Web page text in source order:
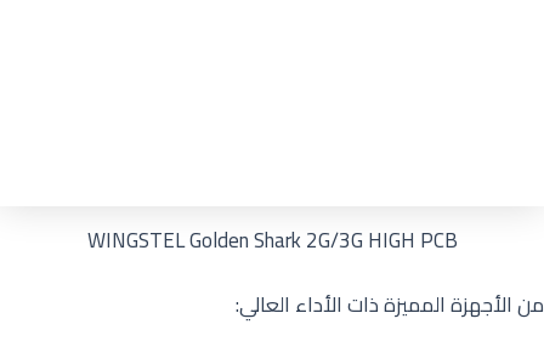
WINGSTEL Golden Shark 2G/3G HIGH PCB
من الأجهزة المميزة ذات الأداء العالي: